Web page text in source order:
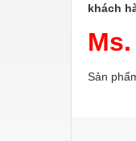
khách
Sản